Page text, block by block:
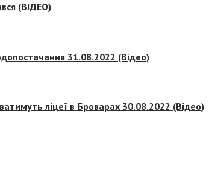
(ВІДЕО)
31.08.2022 (Відео)
ліцеї в Броварах 30.08.2022 (Відео)